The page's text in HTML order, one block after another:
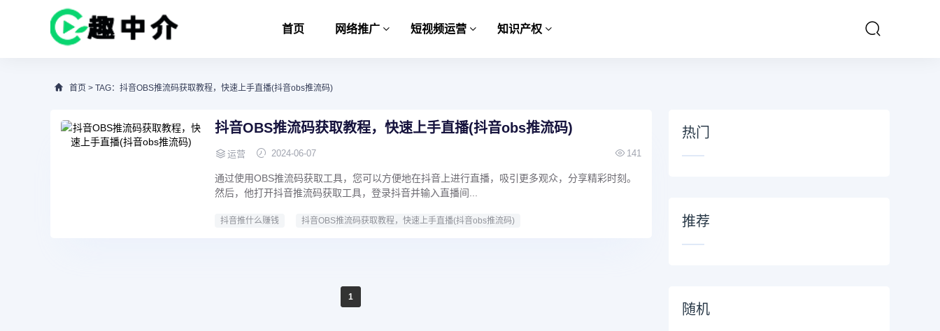
首页 网络推广 短视频运营 知识产权
首页 > TAG：抖音OBS推流码获取教程，快速上手直播(抖音obs推流码)
抖音OBS推流码获取教程，快速上手直播(抖音obs推流码)
运营 2024-06-07 141
通过使用OBS推流码获取工具，您可以方便地在抖音上进行直播，吸引更多观众，分享精彩时刻。
然后，他打开抖音推流码获取工具，登录抖音并输入直播间...
抖音推什么赚钱 抖音OBS推流码获取教程，快速上手直播(抖音obs推流码)
1
热门
推荐
随机